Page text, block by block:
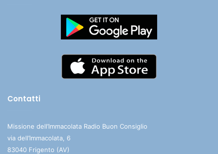
Contatti
Missione dell’Immacolata Radio Buon Consiglio
via dell’Immacolata, 6
83040 Frigento (AV)